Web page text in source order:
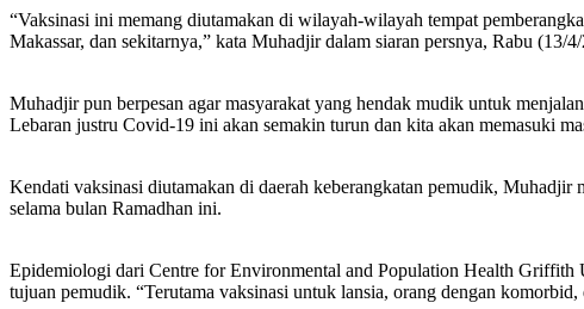
“Vaksinasi ini memang diutamakan di wilayah-wilayah tempat
Makassar, dan sekitarnya,” kata Muhadjir dalam siaran persnya, Rabu (13/
Muhadjir pun berpesan agar masyarakat yang hendak mudik untuk
Lebaran justru Covid-19 ini akan semakin turun dan kita akan memasuki
Kendati vaksinasi diutamakan di daerah keberangkatan pemudik, Muhadjir
selama bulan Ramadhan ini.
Epidemiologi dari Centre for Environmental and Population Health Griffith
tujuan pemudik. “Terutama vaksinasi untuk lansia, orang dengan